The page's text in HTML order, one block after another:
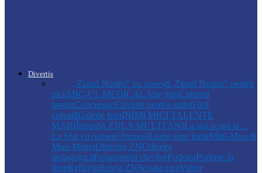
Divertis
,,Ziarul Nostru” cu povești„Ziarul Nostru” pentru
piciABC-UL MEDICALAlte ȘtiriCititorul
nostruConcursuriCuvinte pentru sufletFără
cravatăGalerie fotoINIMI MICI,TALENTE
MARIÎntreabă ZNLA MULŢI ANILa noi acasă la…
La Sfat cu oameni frumoșiLume soro lumeMini-Miss &
Mini-MisterObiectiv ZNOdiseea
pedagogicăParlamentul elevilorPodcastPortrete în
timpReflecțiiReteta ZNȘcoala meaVideo